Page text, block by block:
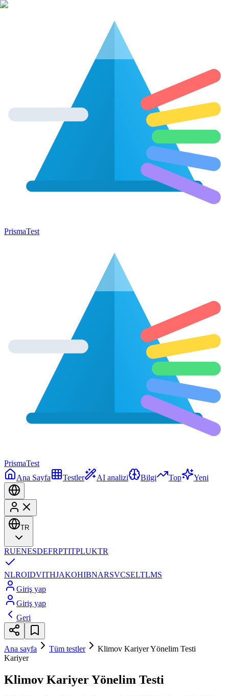
PrismaTest
PrismaTest
Ana Sayfa
Testler AI analizi Bilgi Top Yeni
TR
RUENESDEFRPTITPLUKTR
NLROIDVITHJAKOHIBNARSVCSELTLMS
Giriş yap
Giriş yap
Geri
Ana sayfa Tüm testler
Klimov Kariyer Yönelim Testi
Kariyer
Klimov Kariyer Yönelim Testi